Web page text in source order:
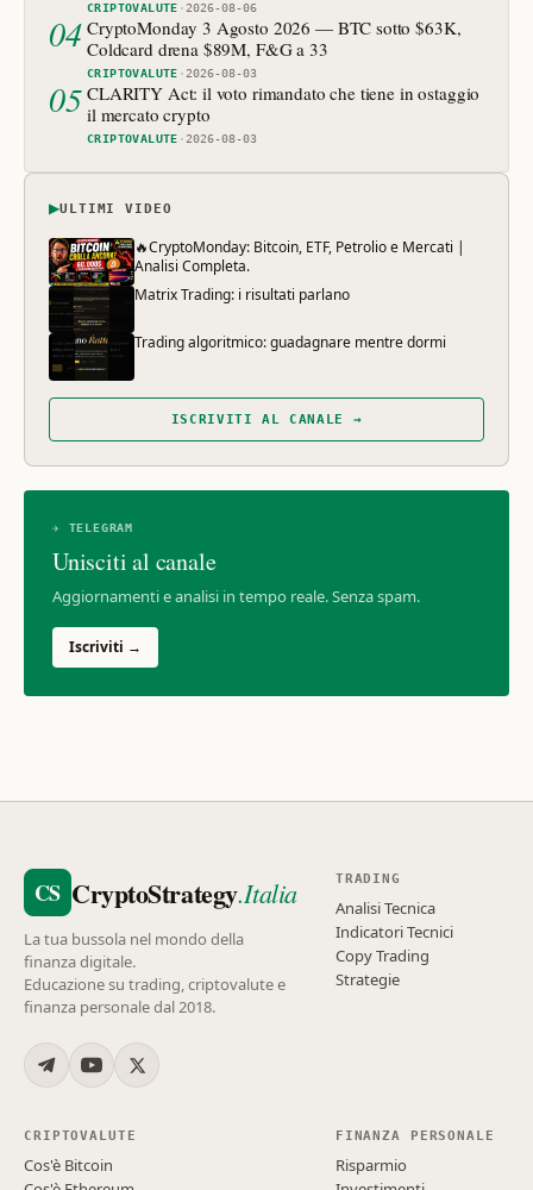
CRIPTOVALUTE ·2026-08-06
04 CryptoMonday 3 Agosto 2026 — BTC sotto $63K,
Coldcard drena $89M, F&G a 33
CRIPTOVALUTE ·2026-08-03
05 CLARITY Act: il voto rimandato che tiene in ostaggio
il mercato crypto
CRIPTOVALUTE ·2026-08-03
▶ULTIMI VIDEO
🔥CryptoMonday: Bitcoin, ETF, Petrolio e Mercati |
Analisi Completa.
Matrix Trading: i risultati parlano
Trading algoritmico: guadagnare mentre dormi
ISCRIVITI AL CANALE →
✈ TELEGRAM
Unisciti al canale
Aggiornamenti e analisi in tempo reale. Senza spam.
Iscriviti →
CS CryptoStrategy.Italia
La tua bussola nel mondo della
finanza digitale.
Educazione su trading, criptovalute e
finanza personale dal 2018.
TRADING
Analisi Tecnica
Indicatori Tecnici
Copy Trading
Strategie
CRIPTOVALUTE
Cos'è Bitcoin
FINANZA PERSONALE
Risparmio